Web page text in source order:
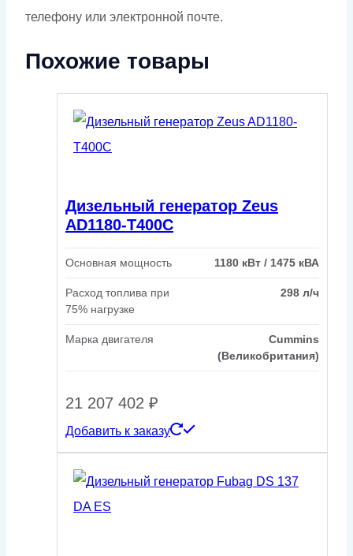
телефону или электронной почте.
Похожие товары
Дизельный генератор Zeus
AD1180-T400C
Основная мощность 1180 кВт / 1475 кВА
Расход топлива при
75% нагрузке
298 л/ч
Марка двигателя
Cummins
(Великобритания)
21 207 402 ₽
Добавить к заказу